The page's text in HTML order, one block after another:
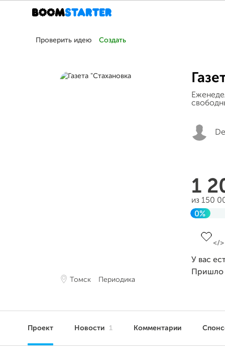
Проверить идею Создать
Томск Периодика
1
из 150
0%
У вас
Проект Новости 1 Комментарии